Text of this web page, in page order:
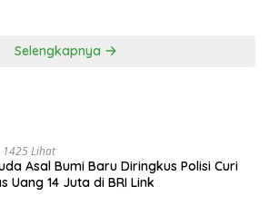
Selengkapnya
1425 Lihat
Asal Bumi Baru Diringkus Polisi Curi
Uang 14 Juta di BRI Link